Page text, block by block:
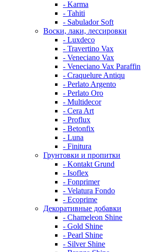
- Karma
- Tahiti
- Sabulador Soft
Воски, лаки, лессировки
- Luxdeco
- Travertino Vax
- Veneciano Vax
- Veneciano Vax Paraffin
- Craquelure Antiqu
- Perlato Argento
- Perlato Oro
- Multidecor
- Cera Art
- Proflux
- Betonfix
- Luna
- Finitura
Грунтовки и пропитки
- Kontakt Grund
- Isoflex
- Fonprimer
- Velatura Fondo
- Ecoprime
Декоративные добавки
- Chameleon Shine
- Gold Shine
- Pearl Shine
- Silver Shine